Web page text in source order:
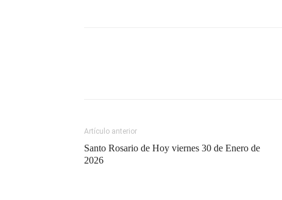
Artículo anterior
Santo Rosario de Hoy viernes 30 de Enero de
2026